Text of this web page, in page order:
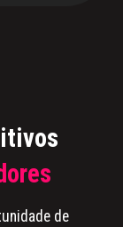
de